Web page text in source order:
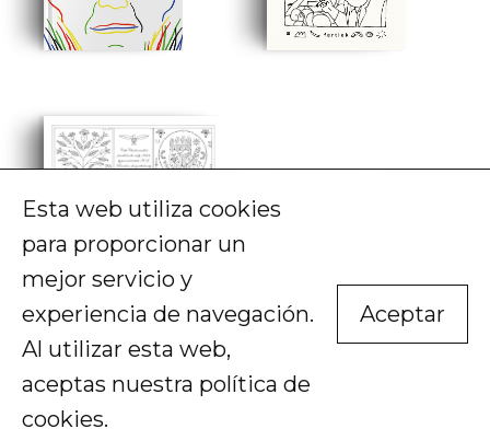
Esta web utiliza cookies
para proporcionar un
mejor servicio y
experiencia de navegación.
Al utilizar esta web,
aceptas nuestra política de
cookies.
Aceptar